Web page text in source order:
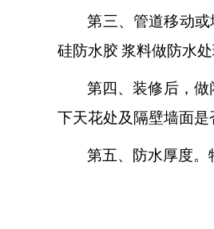
第三、管道移动或
硅防水胶 浆料做防水处
第四、装修后，做
下天花处及隔壁墙面是
第五、防水厚度。